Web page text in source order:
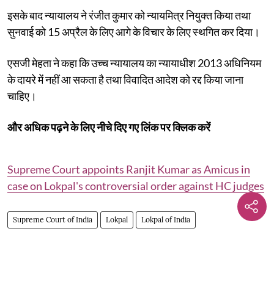
इसके बाद न्यायालय ने रंजीत कुमार को न्यायमित्र नियुक्त किया तथा
सुनवाई को 15 अप्रैल के लिए आगे के विचार के लिए स्थगित कर दिया।
एसजी मेहता ने कहा कि उच्च न्यायालय का न्यायाधीश 2013 अधिनियम
के दायरे में नहीं आ सकता है तथा विवादित आदेश को रद्द किया जाना
चाहिए।
और अधिक पढ़ने के लिए नीचे दिए गए लिंक पर क्लिक करें
Supreme Court appoints Ranjit Kumar as Amicus in
case on Lokpal's controversial order against HC judges
Supreme Court of India Lokpal Lokpal of India